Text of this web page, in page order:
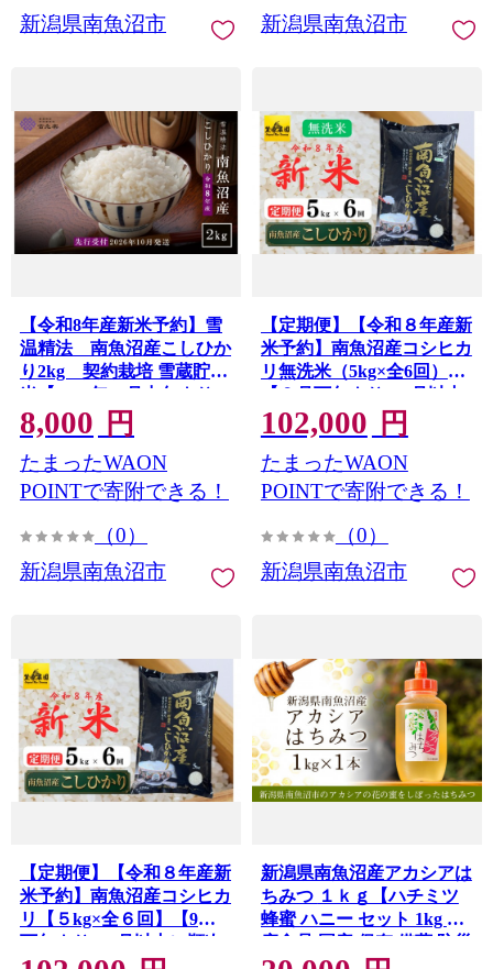
新潟県南魚沼市
新潟県南魚沼市
【令和8年産新米予約】雪
温精法 南魚沼産こしひか
り2kg 契約栽培 雪蔵貯蔵
米【2026年10月中旬より1
か月以内に発送】
8,000 円
たまったWAON
POINTで寄附できる！
（0）
新潟県南魚沼市
【定期便】【令和８年産新
米予約】南魚沼産コシヒカ
リ無洗米（5kg×全6回）
【９月下旬より1ヶ月以内
に順次発送】 【銘柄米 無
洗米 こしひかり コシヒカ
リ 定期便 魚沼産 南魚沼産
新潟米 新潟県産 国産米 産
102,000 円
たまったWAON
POINTで寄附できる！
（0）
新潟県南魚沼市
【定期便】【令和８年産新
米予約】南魚沼産コシヒカ
リ【５kg×全６回】【9月
下旬より1ヶ月以内に順次
新潟県南魚沼産アカシアは
ちみつ １ｋｇ【ハチミツ
蜂蜜 ハニー セット 1kg 健
康食品 国産 保存 備蓄 防災